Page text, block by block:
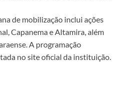
de mobilização inclui ações
Capanema e Altamira, além
A programação
no site oficial da instituição.